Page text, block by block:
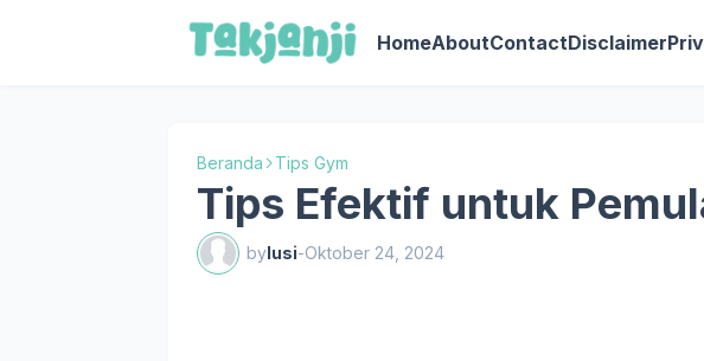
HomeAboutContactDisclaimer
Beranda Tips Gym
Tips Efektif untuk
bylusi-Oktober 24, 2024